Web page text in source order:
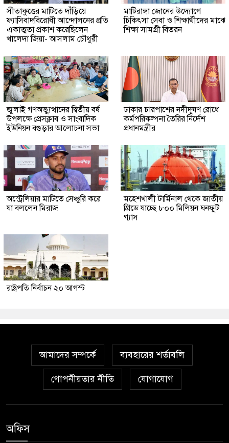
সীতাকুণ্ডের মাটিতে দাঁড়িয়ে
ফ্যাসিবাদবিরোধী আন্দোলনের প্রতি
একাত্মতা প্রকাশ করেছিলেন
খালেদা জিয়া- আসলাম চৌধুরী
মাটিরাঙ্গা জোনের উদ্যোগে
চিকিৎসা সেবা ও শিক্ষার্থীদের মাঝে
শিক্ষা সামগ্রী বিতরন
জুলাই গণঅভ্যুত্থানের দ্বিতীয় বর্ষ
উপলক্ষে প্রেসক্লাব ও সাংবাদিক
ইউনিয়ন বগুড়ার আলোচনা সভা
ঢাকার চারপাশের নদীদূষণ রোধে
কর্মপরিকল্পনা তৈরির নির্দেশ
প্রধানমন্ত্রীর
অস্ট্রেলিয়ার মাটিতে সেঞ্চুরি করে
যা বললেন মিরাজ
মহেশখালী টার্মিনাল থেকে জাতীয়
গ্রিডে যাচ্ছে ৮০০ মিলিয়ন ঘনফুট
গ্যাস
রাষ্ট্রপতি নির্বাচন ২০ আগস্ট
আমাদের সম্পর্কে ব্যবহারের শর্তাবলি
গোপনীয়তার নীতি যোগাযোগ
অফিস